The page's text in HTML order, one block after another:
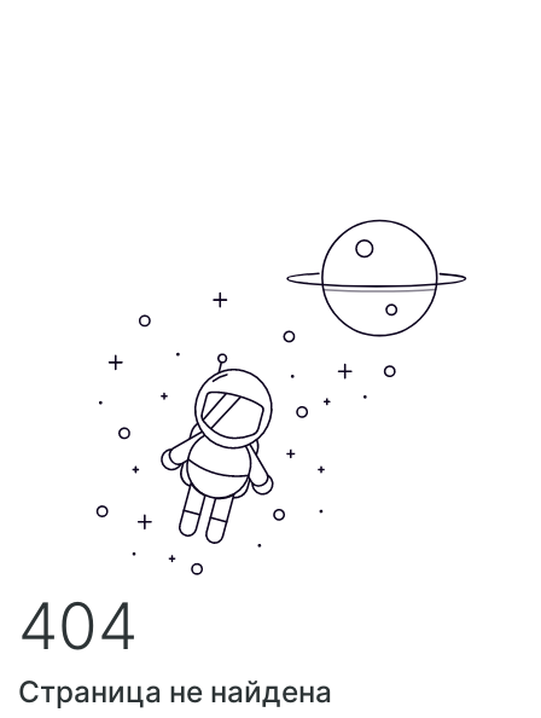
404
Страница не найдена